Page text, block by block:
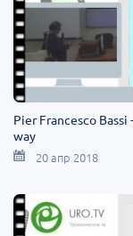
Pier Francesco
way
20 апр 2018